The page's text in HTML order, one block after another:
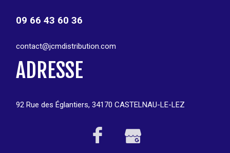
09 66 43 60 36
contact@jcmdistribution.com
ADRESSE
92 Rue des Églantiers, 34170 CASTELNAU-LE-LEZ